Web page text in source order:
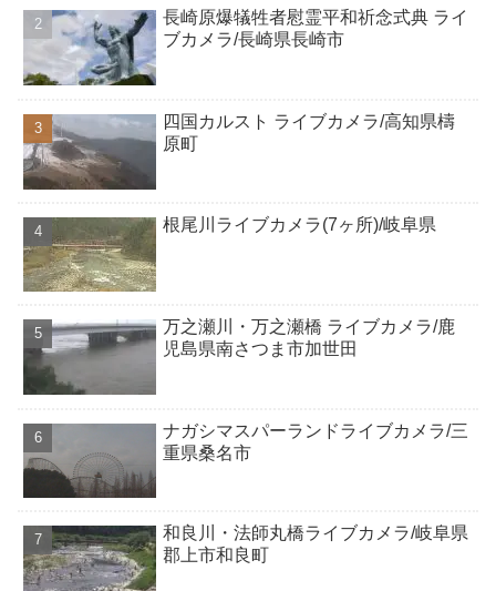
長崎原爆犠牲者慰霊平和祈念式典 ライ
ブカメラ/長崎県長崎市
四国カルスト ライブカメラ/高知県檮
原町
根尾川ライブカメラ(7ヶ所)/岐阜県
万之瀬川・万之瀬橋 ライブカメラ/鹿
児島県南さつま市加世田
ナガシマスパーランドライブカメラ/三
重県桑名市
和良川・法師丸橋ライブカメラ/岐阜県
郡上市和良町